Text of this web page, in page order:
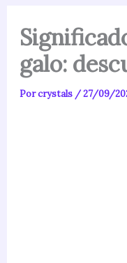
galo:
Porcrystals /27/09/